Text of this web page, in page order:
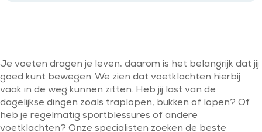
Je voeten dragen je leven, daarom is het belangrijk dat jij
goed kunt bewegen. We zien dat voetklachten hierbij
vaak in de weg kunnen zitten. Heb jij last van de
dagelijkse dingen zoals traplopen, bukken of lopen? Of
heb je regelmatig sportblessures of andere
voetklachten? Onze specialisten zoeken de beste